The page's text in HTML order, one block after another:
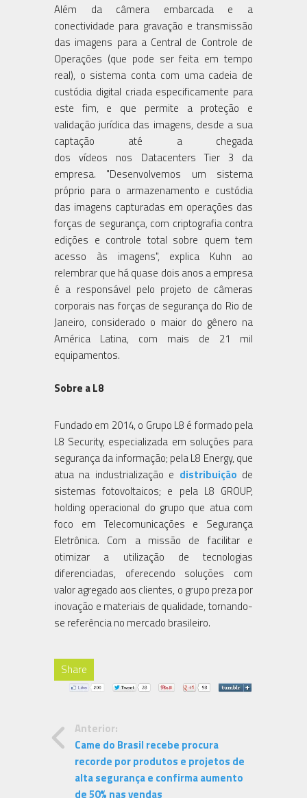
Além da câmera embarcada e a
conectividade para gravação e transmissão
das imagens para a Central de Controle de
Operações (que pode ser feita em tempo
real), o sistema conta com uma cadeia de
custódia digital criada especificamente para
este fim, e que permite a proteção e
validação jurídica das imagens, desde a sua
captação até a chegada
dos vídeos nos Datacenters Tier 3 da
empresa. "Desenvolvemos um sistema
próprio para o armazenamento e custódia
das imagens capturadas em operações das
forças de segurança, com criptografia contra
edições e controle total sobre quem tem
acesso às imagens", explica Kuhn ao
relembrar que há quase dois anos a empresa
é a responsável pelo projeto de câmeras
corporais nas forças de segurança do Rio de
Janeiro, considerado o maior do gênero na
América Latina, com mais de 21 mil
equipamentos.
Sobre a L8
Fundado em 2014, o Grupo L8 é formado pela
L8 Security, especializada em soluções para
segurança da informação; pela L8 Energy, que
atua na industrialização e distribuição de
sistemas fotovoltaicos; e pela L8 GROUP,
holding operacional do grupo que atua com
foco em Telecomunicações e Segurança
Eletrônica. Com a missão de facilitar e
otimizar a utilização de tecnologias
diferenciadas, oferecendo soluções com
valor agregado aos clientes, o grupo preza por
inovação e materiais de qualidade, tornando-
se referência no mercado brasileiro.
Share
Anterior:
Came do Brasil recebe procura
recorde por produtos e projetos de
alta segurança e confirma aumento
de 50% nas vendas